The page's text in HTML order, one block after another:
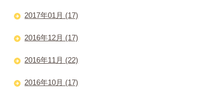
2017年01月 (17)
2016年12月 (17)
2016年11月 (22)
2016年10月 (17)